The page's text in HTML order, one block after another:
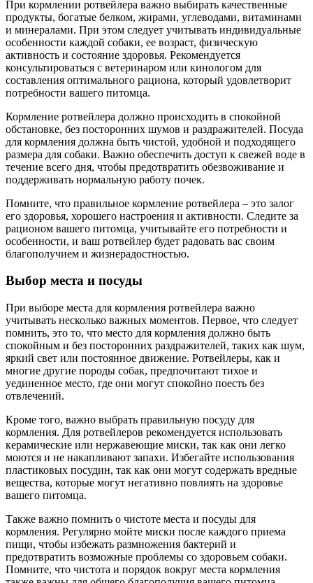
При кормлении ротвейлера важно выбирать качественные
продукты, богатые белком, жирами, углеводами, витаминами
и минералами. При этом следует учитывать индивидуальные
особенности каждой собаки, ее возраст, физическую
активность и состояние здоровья. Рекомендуется
консультироваться с ветеринаром или кинологом для
составления оптимального рациона, который удовлетворит
потребности вашего питомца.
Кормление ротвейлера должно происходить в спокойной
обстановке, без посторонних шумов и раздражителей. Посуда
для кормления должна быть чистой, удобной и подходящего
размера для собаки. Важно обеспечить доступ к свежей воде в
течение всего дня, чтобы предотвратить обезвоживание и
поддерживать нормальную работу почек.
Помните, что правильное кормление ротвейлера – это залог
его здоровья, хорошего настроения и активности. Следите за
рационом вашего питомца, учитывайте его потребности и
особенности, и ваш ротвейлер будет радовать вас своим
благополучием и жизнерадостностью.
Выбор места и посуды
При выборе места для кормления ротвейлера важно
учитывать несколько важных моментов. Первое, что следует
помнить, это то, что место для кормления должно быть
спокойным и без посторонних раздражителей, таких как шум,
яркий свет или постоянное движение. Ротвейлеры, как и
многие другие породы собак, предпочитают тихое и
уединенное место, где они могут спокойно поесть без
отвлечений.
Кроме того, важно выбрать правильную посуду для
кормления. Для ротвейлеров рекомендуется использовать
керамические или нержавеющие миски, так как они легко
моются и не накапливают запахи. Избегайте использования
пластиковых посудин, так как они могут содержать вредные
вещества, которые могут негативно повлиять на здоровье
вашего питомца.
Также важно помнить о чистоте места и посуды для
кормления. Регулярно мойте миски после каждого приема
пищи, чтобы избежать размножения бактерий и
предотвратить возможные проблемы со здоровьем собаки.
Помните, что чистота и порядок вокруг места кормления